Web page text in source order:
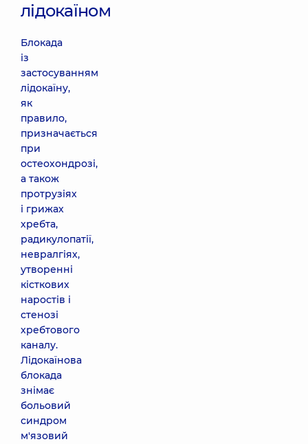
лідокаїном
Блокада
із
застосуванням
лідокаїну,
як
правило,
призначається
при
остеохондрозі,
а також
протрузіях
і грижах
хребта,
радикулопатії,
невралгіях,
утворенні
кісткових
наростів і
стенозі
хребтового
каналу.
Лідокаїнова
блокада
знімає
больовий
синдром
м'язовий